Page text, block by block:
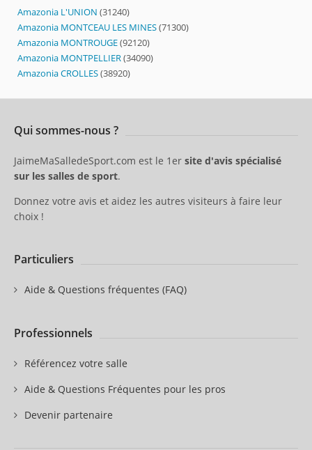
Amazonia L'UNION (31240)
Amazonia MONTCEAU LES MINES(71300)
Amazonia MONTROUGE(92120)
Amazonia MONTPELLIER(34090)
Amazonia CROLLES(38920)
Qui sommes-nous ?
JaimeMaSalledeSport.com est le 1er site d'avis spécialisé
sur les salles de sport.
Donnez votre avis et aidez les autres visiteurs à faire leur
choix !
Particuliers
Aide & Questions fréquentes (FAQ)
Professionnels
Référencez votre salle
Aide & Questions Fréquentes pour les pros
Devenir partenaire